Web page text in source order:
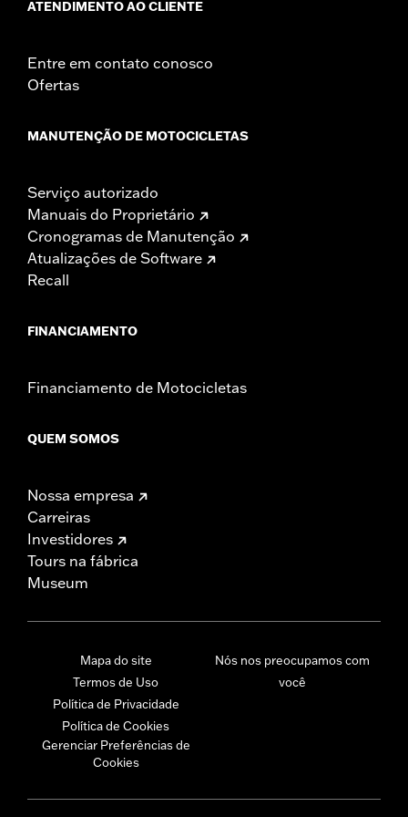
ATENDIMENTO AO CLIENTE
Entre em contato conosco
Ofertas
MANUTENÇÃO DE MOTOCICLETAS
Serviço autorizado
Manuais do Proprietário
Cronogramas de Manutenção
Atualizações de Software
Recall
FINANCIAMENTO
Financiamento de Motocicletas
QUEM SOMOS
Nossa empresa
Carreiras
Investidores
Tours na fábrica
Museum
Mapa do site
Termos de Uso
Política de Privacidade
Política de Cookies
Gerenciar Preferências de
Cookies
Nós nos preocupamos com
você